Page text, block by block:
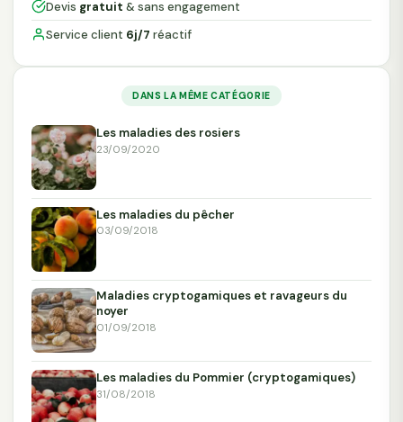
Devis gratuit & sans engagement
Service client 6j/7 réactif
DANS LA MÊME CATÉGORIE
Les maladies des rosiers
23/09/2020
Les maladies du pêcher
03/09/2018
Maladies cryptogamiques et ravageurs du
noyer
01/09/2018
Les maladies du Pommier (cryptogamiques)
31/08/2018